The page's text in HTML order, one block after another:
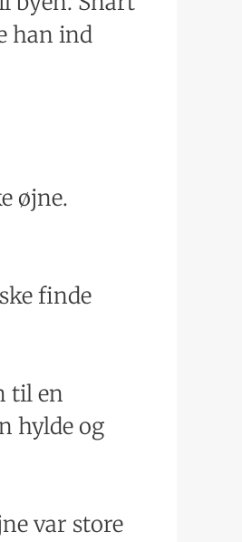
han ind
øjne.
finde
til en
hylde og
var store